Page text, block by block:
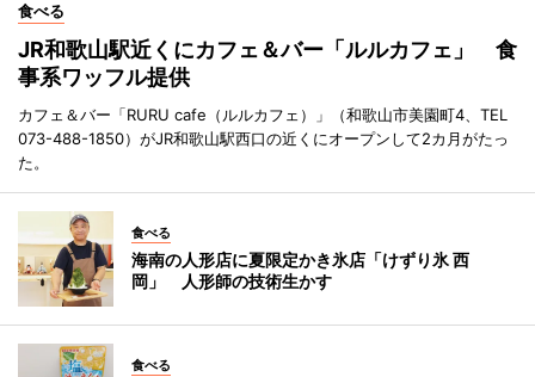
食べる
JR和歌山駅近くにカフェ＆バー「ルルカフェ」 食
事系ワッフル提供
カフェ＆バー「RURU cafe（ルルカフェ）」（和歌山市美園町4、TEL
073-488-1850）がJR和歌山駅西口の近くにオープンして2カ月がたっ
た。
食べる
海南の人形店に夏限定かき氷店「けずり氷 西
岡」 人形師の技術生かす
食べる